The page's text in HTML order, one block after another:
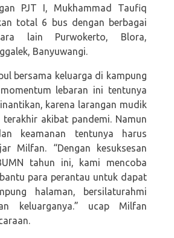
PJT I, Mukhammad Taufiq
total 6 bus dengan berbagai
lain Purwokerto, Blora,
Banyuwangi.
bersama keluarga di kampung
lebaran ini tentunya
karena larangan mudik
terakhir akibat pandemi. Namun
keamanan tentunya harus
Milfan. “Dengan kesuksesan
tahun ini, kami mencoba
para perantau untuk dapat
halaman, bersilaturahmi
keluarganya.” ucap Milfan